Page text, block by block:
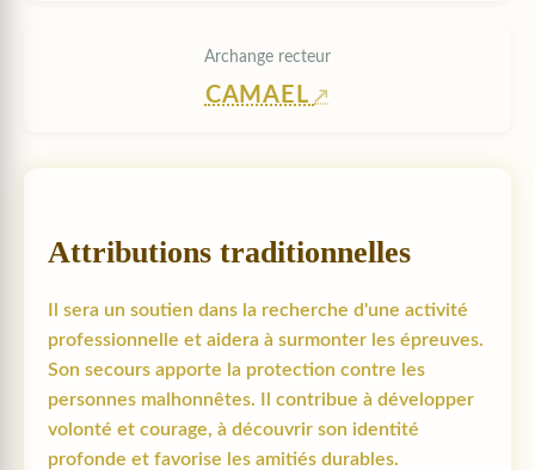
Archange recteur
CAMAEL
Attributions traditionnelles
Il sera un soutien dans la recherche d'une activité
professionnelle et aidera à surmonter les épreuves.
Son secours apporte la protection contre les
personnes malhonnêtes. Il contribue à développer
volonté et courage, à découvrir son identité
profonde et favorise les amitiés durables.